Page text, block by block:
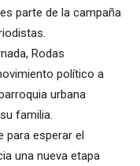
parte de la campaña
Rodas
político a
urbana
familia.
para esperar el
una nueva etapa